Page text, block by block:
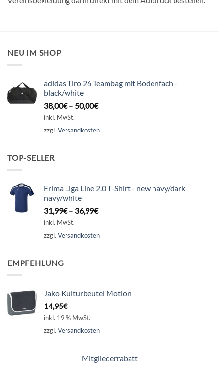
NEU IM SHOP
adidas Tiro 26 Teambag mit Bodenfach -
black/white
38,00€– 50,00€
inkl. MwSt.
zzgl. Versandkosten
TOP-SELLER
Erima Liga Line 2.0 T-Shirt - new navy/dark
navy/white
31,99€– 36,99€
inkl. MwSt.
zzgl. Versandkosten
EMPFEHLUNG
Jako Kulturbeutel Motion
14,95€
inkl. 19 % MwSt.
zzgl. Versandkosten
Mitgliederrabatt